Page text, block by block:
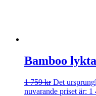
Bamboo
1 759kr Det
nuvarande priset är: 1